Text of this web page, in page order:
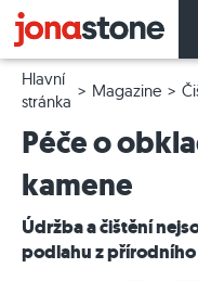
Hlavní
stránka
Magazine
Péče o
kamene
Údržba a čištění
podlahu z přírodního